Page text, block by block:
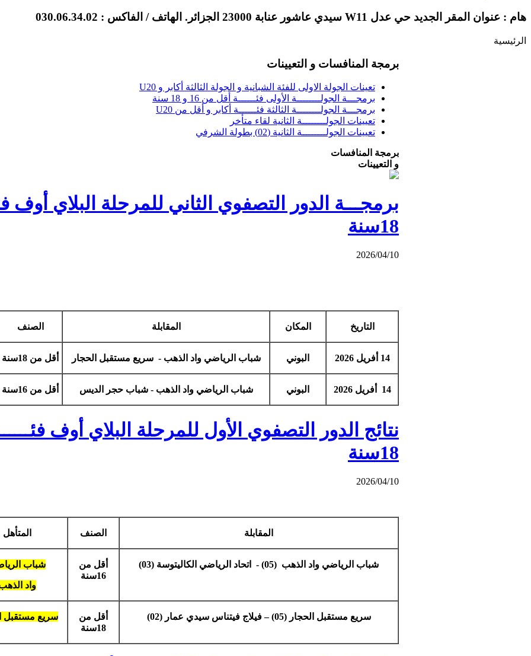
هام : عنوان المقر الجديد حي عدل W11 سيدي عاشور عنابة 23000 الجزائر. الهاتف / الفاكس : 030.06.34.02
الرئيسية
برمجة المنافسات و التعيينات
تعينات الجولة الاولى للفئة الشبانية و الجولة الثالثة أكابر و U20
برمجـــة الجولــــــــة الأولى فئــــــة أقل من 16 و 18 سنة
برمجـــة الجولــــــــة الثالثة فئــــــة أكابر و أقل من U20
تعيينات الجولــــــــة الثانية لقاء متأخر
تعيينات الجولــــــــة الثانية (02) بطولة الشرفي
برمجة المنافسات
و التعيينات
18سنة
2026/04/10
التاريخ المكان المقابلة الصنف
14 أفريل 2026 البوني شباب الرياضي واد الذهب - سريع مستقبل الحجار أقل من 18سنة
14 أفريل 2026 البوني شباب الرياضي واد الذهب - شباب حجر الديس أقل من 16سنة
18سنة
2026/04/10
المقابلة الصنف المتأهل
شباب الرياضي واد الذهب (05) - اتحاد الرياضي الكاليتوسة (03)
أقل من
16سنة
شباب
واد
سريع مستقبل الحجار (05) – فيلاج فيتناس سيدي عمار (02)
أقل من
18سنة
سريع مستقبل